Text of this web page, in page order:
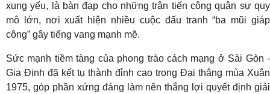
xung yếu, là bàn đạp cho những trận tiến công quân sự quy
mô lớn, nơi xuất hiện nhiều cuộc đấu tranh “ba mũi giáp
công” gây tiếng vang mạnh mẽ.
Sức mạnh tiềm tàng của phong trào cách mạng ở Sài Gòn -
Gia Định đã kết tụ thành đỉnh cao trong Đại thắng mùa Xuân
1975, góp phần xứng đáng làm nên thắng lợi quyết định giải